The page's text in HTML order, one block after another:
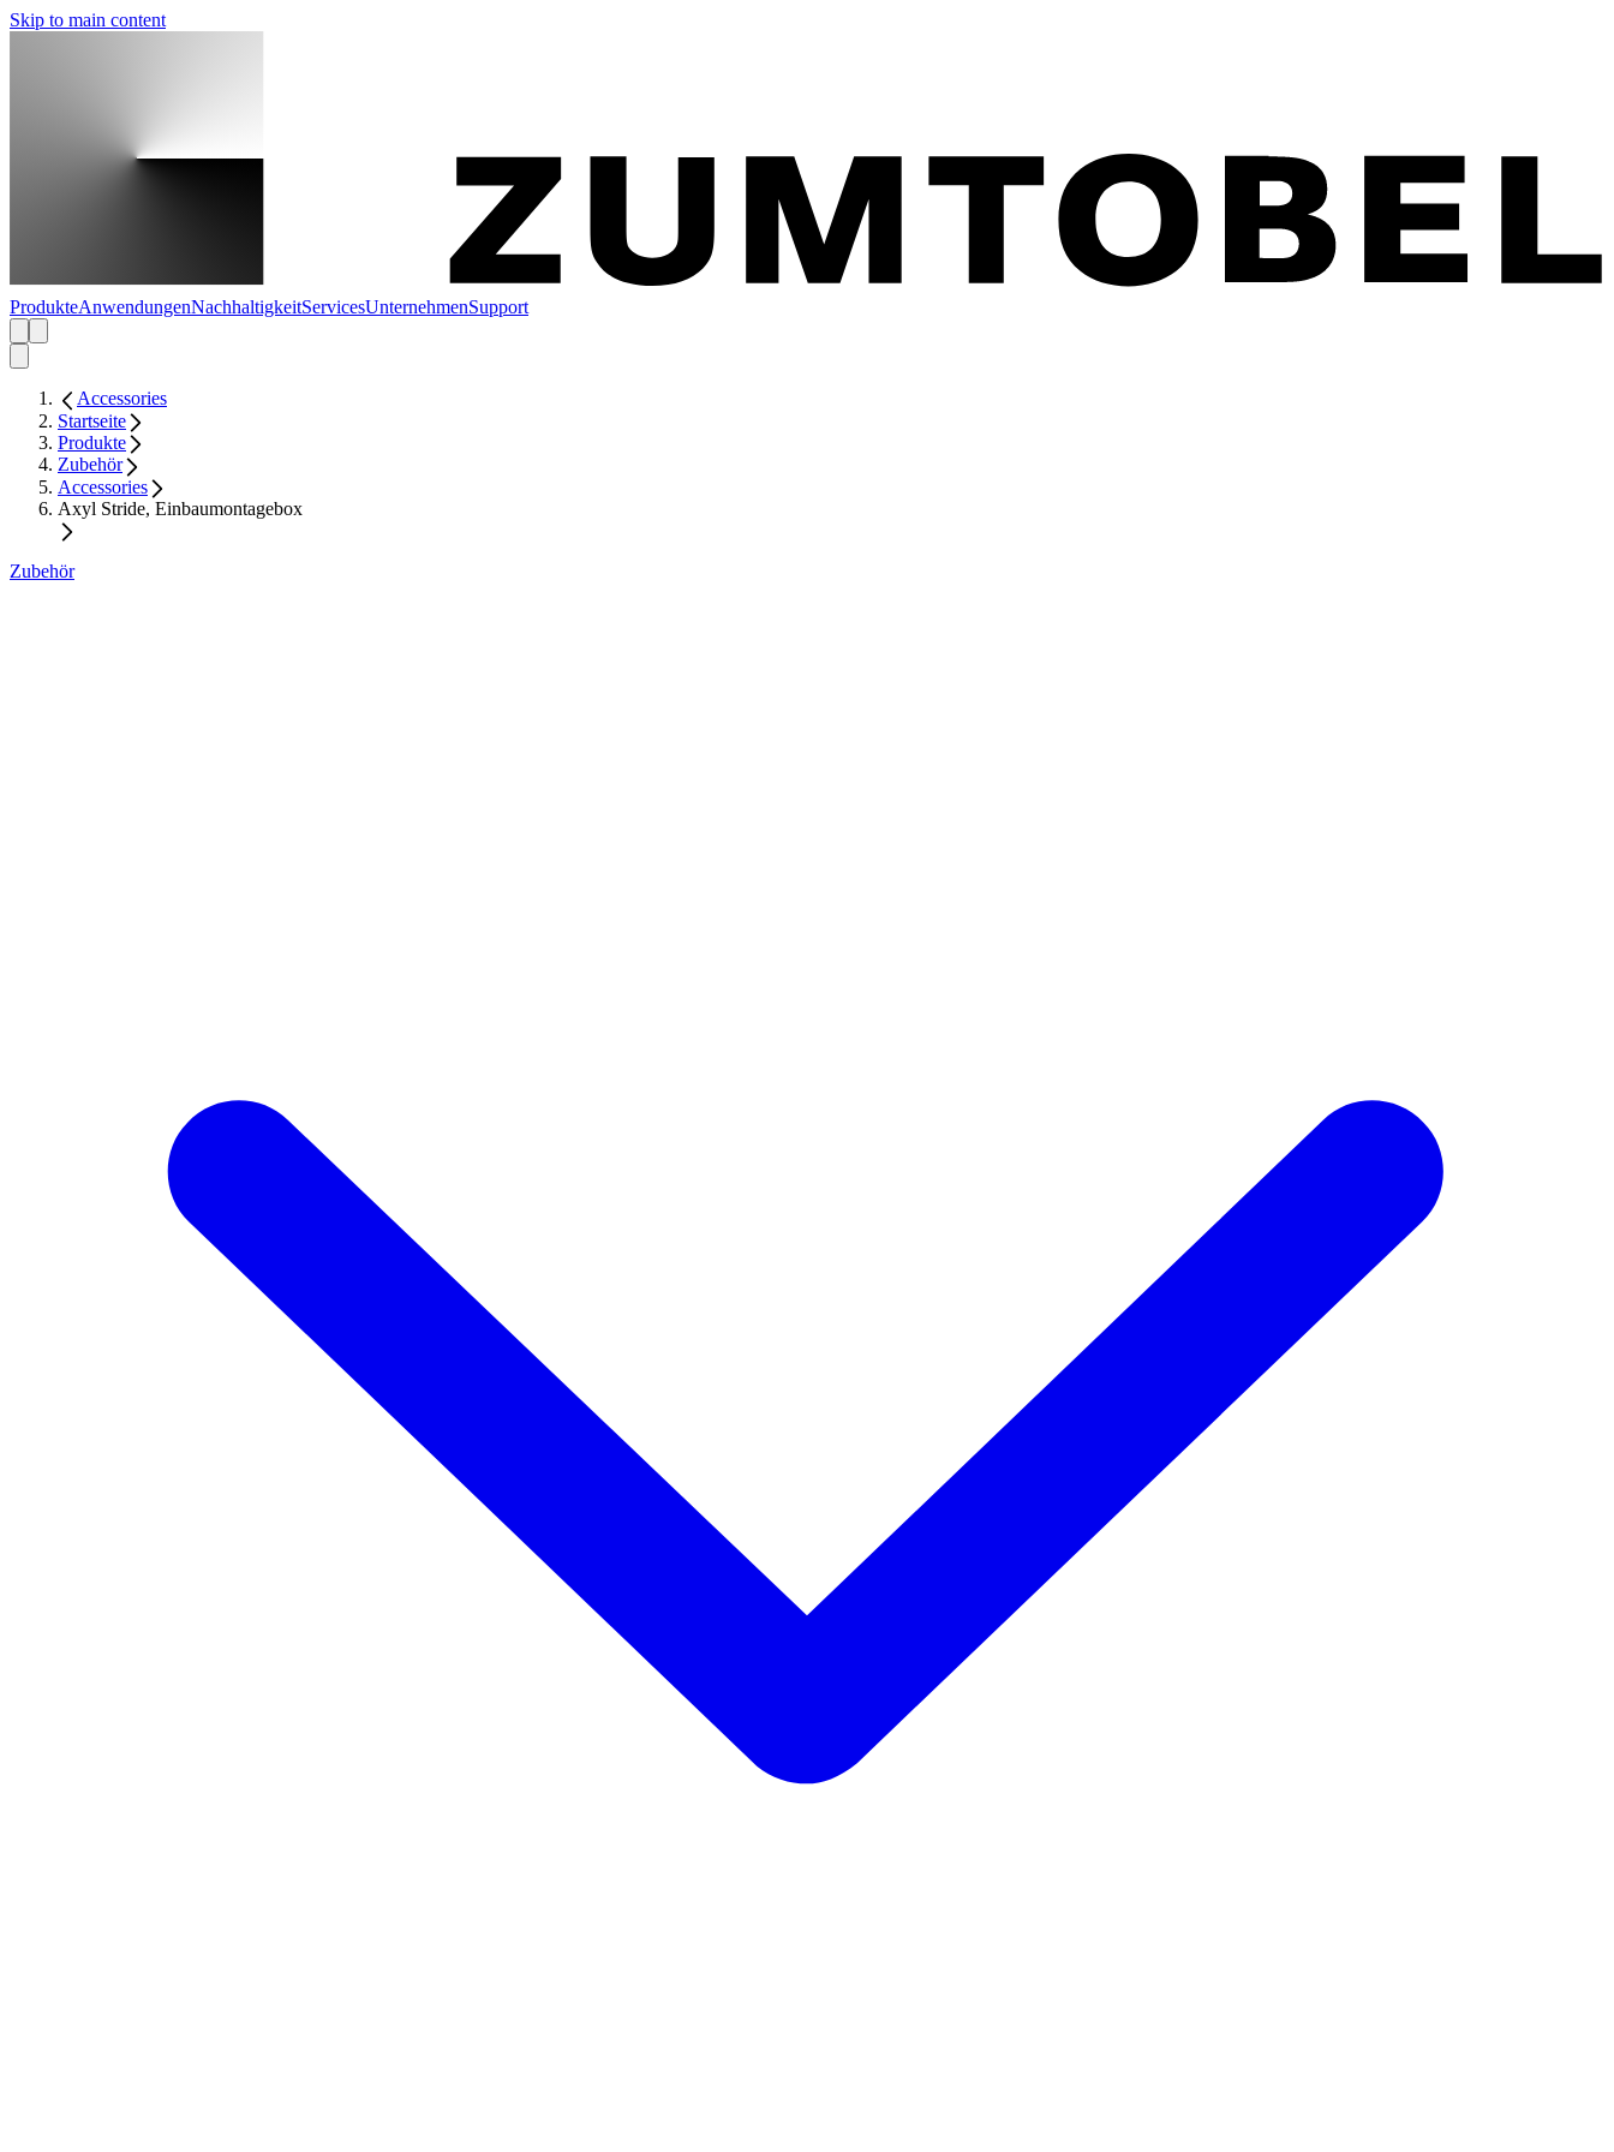
Skip to main content
ProdukteAnwendungenNachhaltigkeitServicesUnternehmenSupport
Accessories
Startseite
Produkte
Zubehör
Accessories
Axyl Stride, Einbaumontagebox
Zubehör